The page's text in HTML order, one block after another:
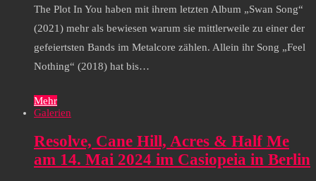
The Plot In You haben mit ihrem letzten Album „Swan Song“
(2021) mehr als bewiesen warum sie mittlerweile zu einer der
gefeiertsten Bands im Metalcore zählen. Allein ihr Song „Feel
Nothing“ (2018) hat bis…
Mehr
Galerien
Resolve, Cane Hill, Acres & Half Me
am 14. Mai 2024 im Casiopeia in Berlin